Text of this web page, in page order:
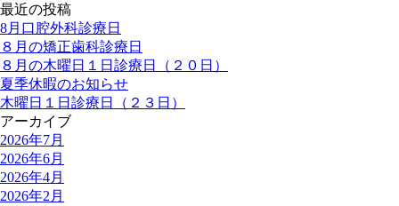
最近の投稿
8月口腔外科診療日
８月の矯正歯科診療日
８月の木曜日１日診療日（２０日）
夏季休暇のお知らせ
木曜日１日診療日（２３日）
アーカイブ
2026年7月
2026年6月
2026年4月
2026年2月